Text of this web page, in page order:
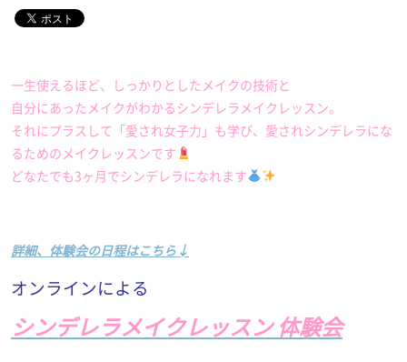
一生使えるほど、しっかりとしたメイクの技術と
自分にあったメイクがわかるシンデレラメイクレッスン。
それにプラスして「愛され女子力」も学び、愛されシンデレラにな
るためのメイクレッスンです
どなたでも3ヶ月でシンデレラになれます
詳細、体験会の日程はこちら↓
オンラインによる
シンデレラメイクレッスン 体験会